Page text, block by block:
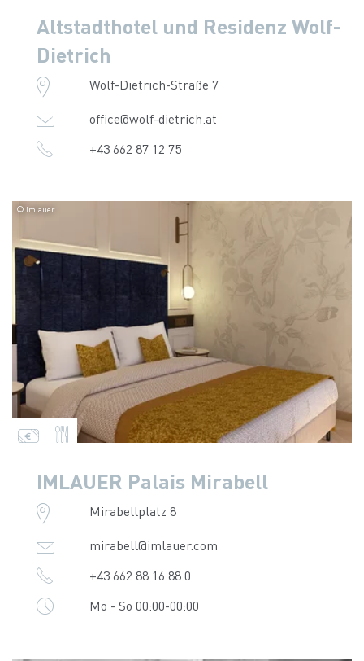
Altstadthotel und Residenz Wolf-
Dietrich
Wolf-Dietrich-Straße 7
office@wolf-dietrich.at
+43 662 87 12 75
© Imlauer
IMLAUER Palais Mirabell
Mirabellplatz 8
mirabell@imlauer.com
+43 662 88 16 88 0
Mo - So 00:00-00:00